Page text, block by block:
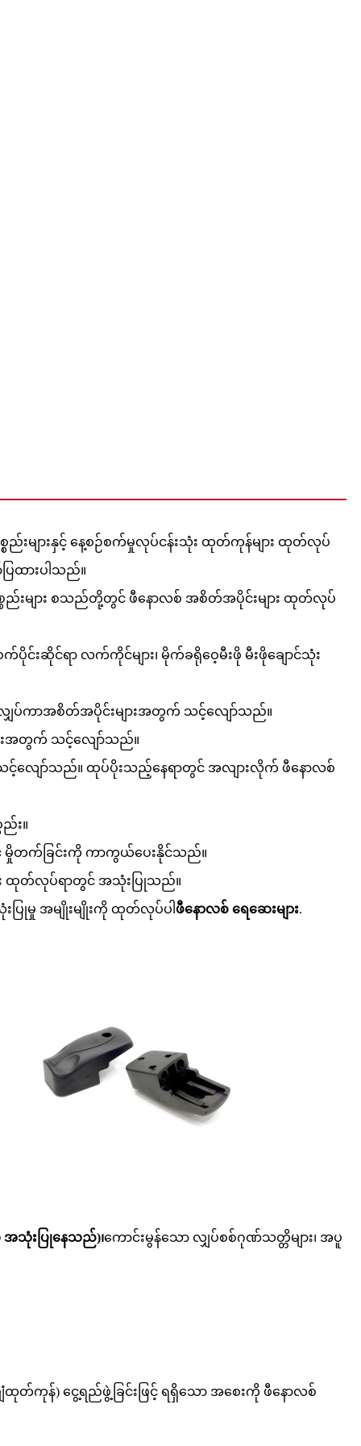
ည်းများနှင့် နေ့စဉ်စက်မှုလုပ်ငန်းသုံး ထုတ်ကုန်များ ထုတ်လုပ်
ြထားပါသည်။
စ္စည်းများ စသည်တို့တွင် ဖီနောလစ် အစိတ်အပိုင်းများ ထုတ်လုပ်
က်ပိုင်းဆိုင်ရာ လက်ကိုင်များ၊ မိုက်ခရိုဝေ့မီးဖို မီးဖိုချောင်သုံး
ည်းလျှပ်ကာအစိတ်အပိုင်းများအတွက် သင့်လျော်သည်။
ားအတွက် သင့်လျော်သည်။
င့်လျော်သည်။ ထုပ်ပိုးသည့်နေရာတွင် အလျားလိုက် ဖီနောလစ်
း။
င့် မှိုတက်ခြင်းကို ကာကွယ်ပေးနိုင်သည်။
း ထုတ်လုပ်ရာတွင် အသုံးပြုသည်။
းပြုမှု အမျိုးမျိုးကို ထုတ်လုပ်ပါ ဖီနောလစ် ရေဆေးများ.
သုံးပြုနေသည်)၊ကောင်းမွန်သော လျှပ်စစ်ဂုဏ်သတ္တိများ၊ အပူ
ထုတ်ကုန်) ငွေ့ရည်ဖွဲ့ခြင်းဖြင့် ရရှိသော အစေးကို ဖီနောလစ်